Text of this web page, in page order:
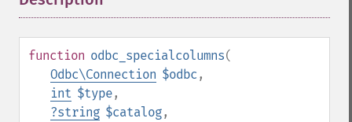
function odbc_specialcolumns(
Odbc\Connection $odbc ,
int $type,
?string $catalog,